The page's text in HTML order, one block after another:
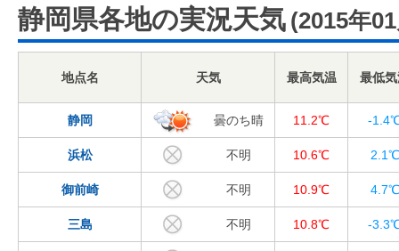
静岡県各地の実況天気 (2015年
地点名 天気 最高気温 最低
静岡 曇のち晴 11.2℃ -
浜松 不明 10.6℃ 2.1℃
御前崎 不明 10.9℃ 4.7℃
三島 不明 10.8℃ -